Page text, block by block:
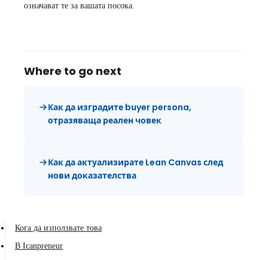
означават те за вашата посока.
Where to go next
Как да изградите buyer persona,
отразяваща реален човек
Как да актуализирате Lean Canvas след
нови доказателства
Кога да използвате това
В Icanpreneur